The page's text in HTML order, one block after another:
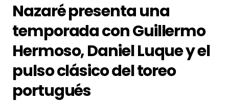
Nazaré presenta una
temporada con Guillermo
Hermoso, Daniel Luque y el
pulso clásico del toreo
portugués